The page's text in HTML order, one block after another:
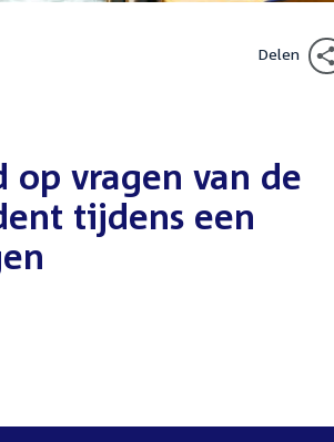
Delen
vragen van de
tijdens een